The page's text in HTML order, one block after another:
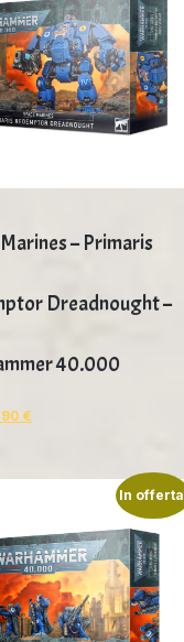
– Primaris
Dreadnought –
40.000
€
In